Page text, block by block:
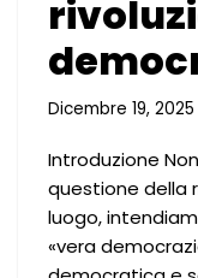
Dicembre 19, 2025
Introduzione
questione della
luogo,
«vera